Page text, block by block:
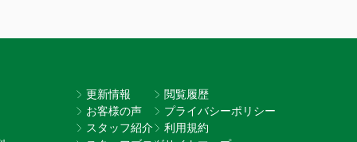
更新情報
お客様の声
スタッフ紹介
閲覧履歴
プライバシーポリシー
利用規約